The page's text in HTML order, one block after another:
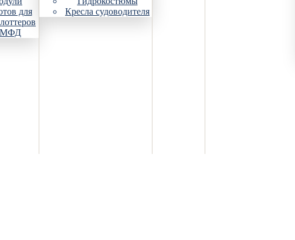
для
Кресла судоводителя